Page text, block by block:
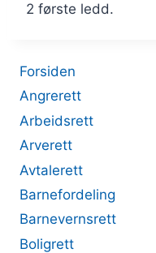
2 første ledd.
Forsiden
Angrerett
Arbeidsrett
Arverett
Avtalerett
Barnefordeling
Barnevernsrett
Boligrett